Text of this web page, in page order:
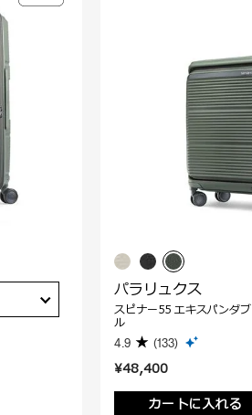
¥48,400
カートに入れる
パラリュクス
スピナー55 エキスパンダブ
ル
4.9 (133)